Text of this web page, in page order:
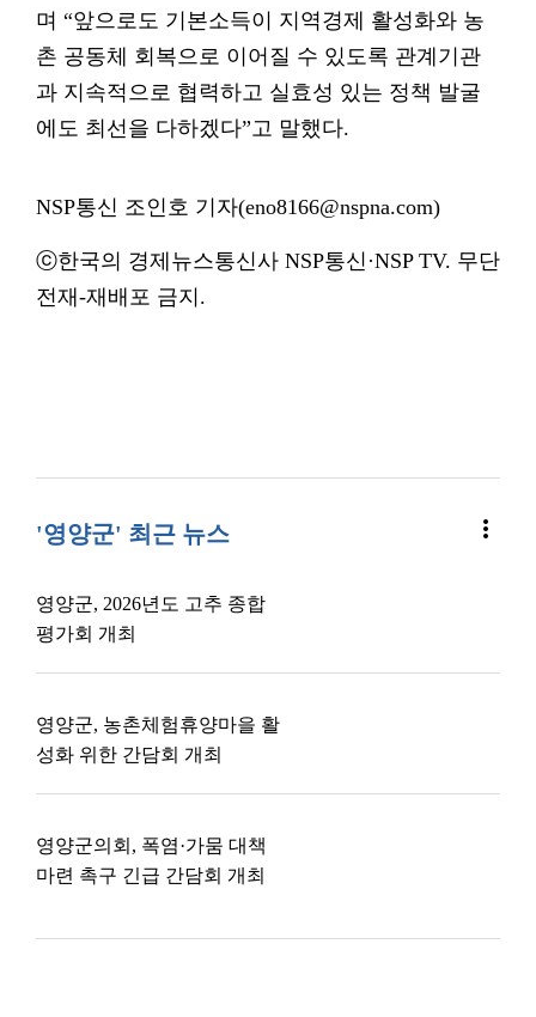
며 “앞으로도 기본소득이 지역경제 활성화와 농
촌 공동체 회복으로 이어질 수 있도록 관계기관
과 지속적으로 협력하고 실효성 있는 정책 발굴
에도 최선을 다하겠다”고 말했다.
NSP통신 조인호 기자(eno8166@nspna.com)
ⓒ한국의 경제뉴스통신사 NSP통신·NSP TV. 무단
전재-재배포 금지.
'영양군' 최근 뉴스 more_vert
영양군, 2026년도 고추 종합
평가회 개최
영양군, 농촌체험휴양마을 활
성화 위한 간담회 개최
영양군의회, 폭염·가뭄 대책
마련 촉구 긴급 간담회 개최